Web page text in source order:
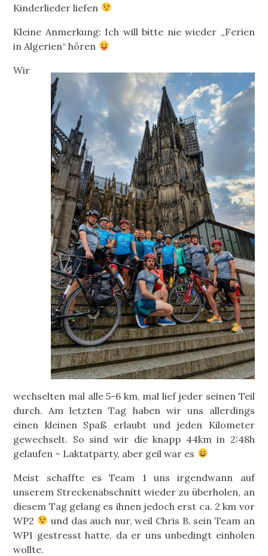
Kinderlieder liefen
Kleine Anmerkung: Ich will bitte nie wieder „Ferien
in Algerien“ hören
Wir
wechselten mal alle 5-6 km, mal lief jeder seinen Teil
durch. Am letzten Tag haben wir uns allerdings
einen kleinen Spaß erlaubt und jeden Kilometer
gewechselt. So sind wir die knapp 44km in 2:48h
gelaufen – Laktatparty, aber geil war es
Meist schaffte es Team 1 uns irgendwann auf
unserem Streckenabschnitt wieder zu überholen, an
diesem Tag gelang es ihnen jedoch erst ca. 2 km vor
WP2
und das auch nur, weil Chris B. sein Team an
WP1 gestresst hatte, da er uns unbedingt einholen
wollte.